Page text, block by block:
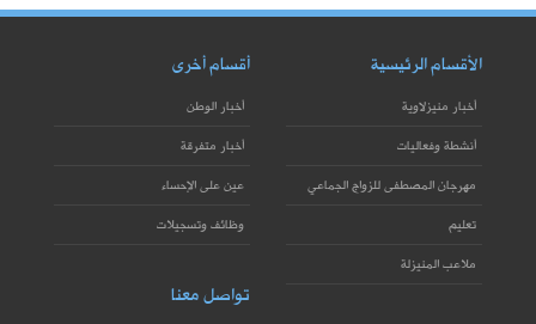
الأقسام الرئيسية
أخبار منيزلاوية
أنشطة وفعاليات
مهرجان المصطفى للزواج الجماعي
تعليم
ملاعب المنيزلة
أقسام أخرى
أخبار الوطن
أخبار متفرقة
عين على الإحساء
وظائف وتسجيلات
تواصل معنا